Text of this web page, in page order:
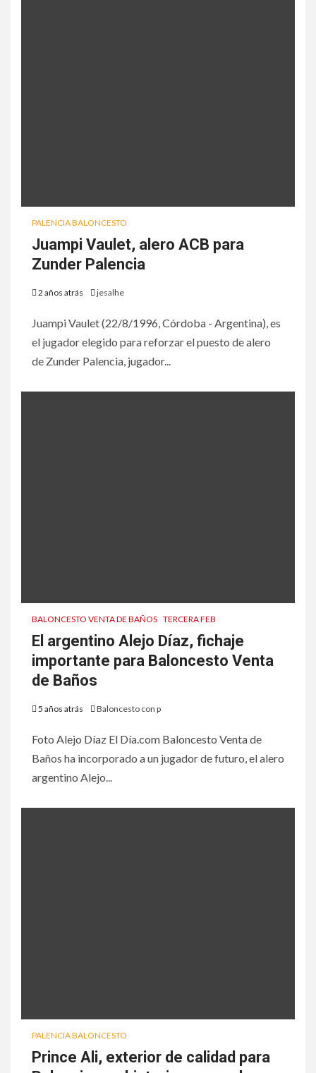
PALENCIA BALONCESTO
Juampi Vaulet, alero ACB para
Zunder Palencia
2 años atrás jesalhe
Juampi Vaulet (22/8/1996, Córdoba - Argentina), es
el jugador elegido para reforzar el puesto de alero
de Zunder Palencia, jugador...
BALONCESTO VENTA DE BAÑOS TERCERA FEB
El argentino Alejo Díaz, fichaje
importante para Baloncesto Venta
de Baños
5 años atrás Baloncesto con p
Foto Alejo Díaz El Día.com Baloncesto Venta de
Baños ha incorporado a un jugador de futuro, el alero
argentino Alejo...
PALENCIA BALONCESTO
Prince Ali, exterior de calidad para